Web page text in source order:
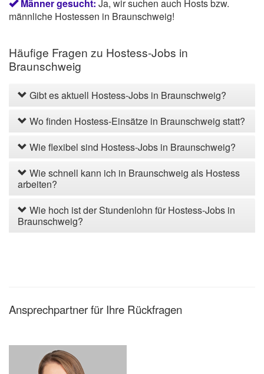
Männer gesucht: Ja, wir suchen auch Hosts bzw.
männliche Hostessen in Braunschweig!
Häufige Fragen zu Hostess-Jobs in
Braunschweig
Gibt es aktuell Hostess-Jobs in Braunschweig?
Wo finden Hostess-Einsätze in Braunschweig statt?
Wie flexibel sind Hostess-Jobs in Braunschweig?
Wie schnell kann ich in Braunschweig als Hostess
arbeiten?
Wie hoch ist der Stundenlohn für Hostess-Jobs in
Braunschweig?
Ansprechpartner für Ihre Rückfragen